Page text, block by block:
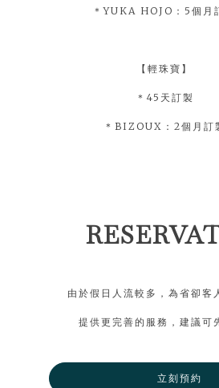
＊YUKA HOJO：5個月
【輕珠寶】
＊45天訂製
＊BIZOUX：2個月訂
由於假日人流較多，為省卻客
提供更完善的服務，建議可
立刻預約